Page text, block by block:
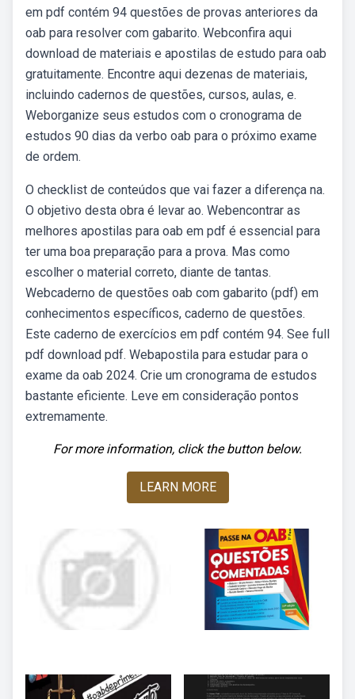
em pdf contém 94 questões de provas anteriores da
oab para resolver com gabarito. Webconfira aqui
download de materiais e apostilas de estudo para oab
gratuitamente. Encontre aqui dezenas de materiais,
incluindo cadernos de questões, cursos, aulas, e.
Weborganize seus estudos com o cronograma de
estudos 90 dias da verbo oab para o próximo exame
de ordem.
O checklist de conteúdos que vai fazer a diferença na.
O objetivo desta obra é levar ao. Webencontrar as
melhores apostilas para oab em pdf é essencial para
ter uma boa preparação para a prova. Mas como
escolher o material correto, diante de tantas.
Webcaderno de questões oab com gabarito (pdf) em
conhecimentos específicos, caderno de questões.
Este caderno de exercícios em pdf contém 94. See full
pdf download pdf. Webapostila para estudar para o
exame da oab 2024. Crie um cronograma de estudos
bastante eficiente. Leve em consideração pontos
extremamente.
For more information, click the button below.
LEARN MORE